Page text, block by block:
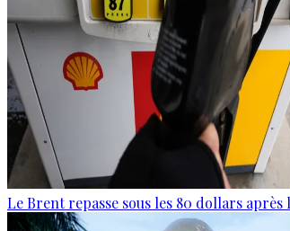
Le Brent repasse sous les 80 dollars